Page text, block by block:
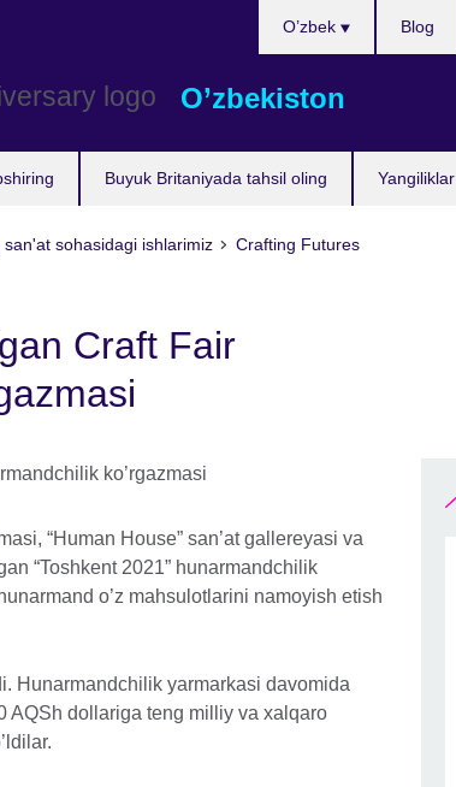
O’zbekiston
Buyuk Britaniyada tahsil oling Yangiliklar
O’zbek Blog
san'at sohasidagi ishlarimiz Crafting Futures
Craft Fair
“Human House” san’at gallereyasi va
“Toshkent 2021” hunarmandchilik
o’z mahsulotlarini namoyish etish
Hunarmandchilik yarmarkasi davomida
AQSh dollariga teng milliy va xalqaro